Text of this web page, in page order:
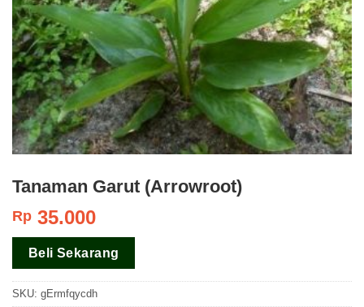
Tanaman Garut (Arrowroot)
Rp 35.000
Beli Sekarang
SKU: gErmfqycdh